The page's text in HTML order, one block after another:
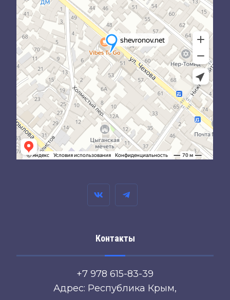
Контакты
+7 978 615-83-39
Адрес: Республика Крым,